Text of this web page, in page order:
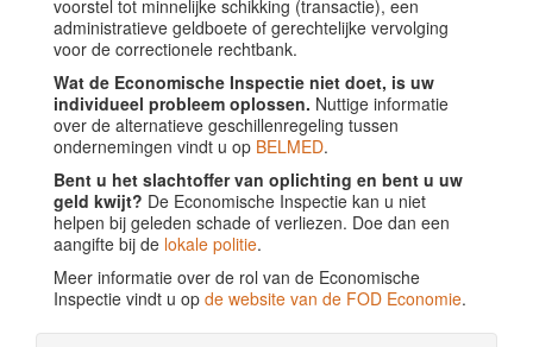
voorstel tot minnelijke schikking (transactie), een
administratieve geldboete of gerechtelijke vervolging
voor de correctionele rechtbank.
Wat de Economische Inspectie niet doet, is uw
individueel probleem oplossen. Nuttige informatie
over de alternatieve geschillenregeling tussen
ondernemingen vindt u op BELMED.
Bent u het slachtoffer van oplichting en bent u uw
geld kwijt? De Economische Inspectie kan u niet
helpen bij geleden schade of verliezen. Doe dan een
aangifte bij de lokale politie.
Meer informatie over de rol van de Economische
Inspectie vindt u op de website van de FOD Economie.